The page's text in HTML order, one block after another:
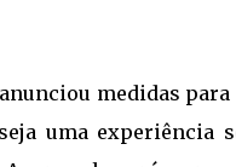
anunciou medidas
uma experiência